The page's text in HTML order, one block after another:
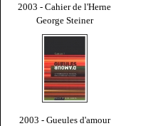
2003 - Cahier de l'Herne
George Steiner
2003 - Gueules d'amour